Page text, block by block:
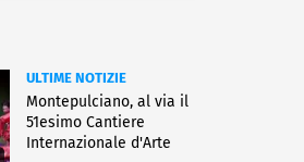
ULTIME NOTIZIE
Montepulciano, al via il
51esimo Cantiere
Internazionale d'Arte